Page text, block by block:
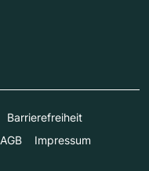
Barrierefreiheit
AGB Impressum